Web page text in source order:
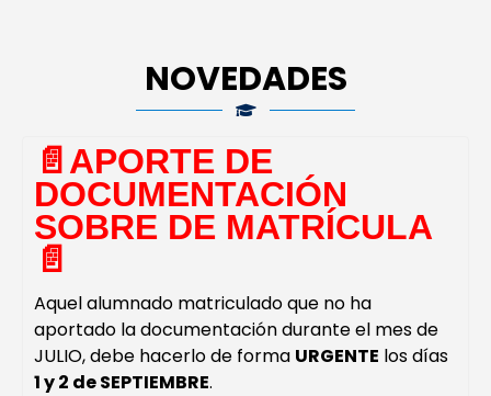
NOVEDADES
📄​APORTE DE
DOCUMENTACIÓN
SOBRE DE MATRÍCULA
📄​
Aquel alumnado matriculado que no ha
aportado la documentación durante el mes de
JULIO, debe hacerlo de forma URGENTE los días
1 y 2 de SEPTIEMBRE.